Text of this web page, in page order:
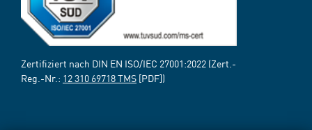
Zertifiziert nach DIN EN ISO/IEC 27001:2022 (Zert.-
Reg.-Nr.: 12 310 69718 TMS [PDF])